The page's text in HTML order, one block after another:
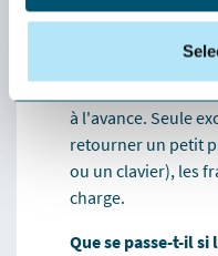
La livraison et la
à l'avance. Seule
retourner un petit
ou un clavier), les
charge.
Que se passe-t-il